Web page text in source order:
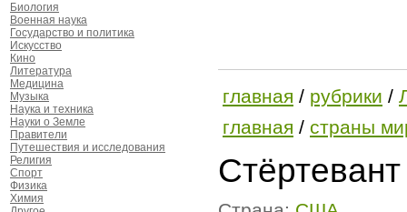
Биология
Военная наука
Государство и политика
Искусство
Кино
Литература
Медицина
Музыка
Наука и техника
Науки о Земле
Правители
Путешествия и исследования
Религия
Спорт
Физика
Химия
главная / рубрики /
главная / страны